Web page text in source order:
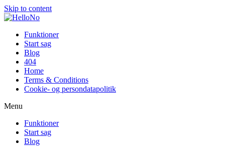
Skip to content
Funktioner
Start sag
Blog
404
Home
Terms & Conditions
Cookie- og persondatapolitik
Menu
Funktioner
Start sag
Blog